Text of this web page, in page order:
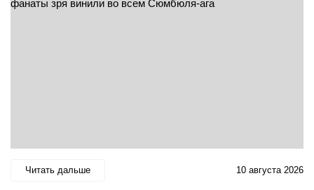
Читать дальше 10 августа 2026